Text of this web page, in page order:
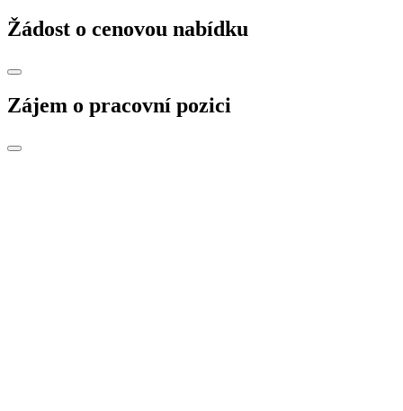
Žádost o cenovou nabídku
Zájem o pracovní pozici